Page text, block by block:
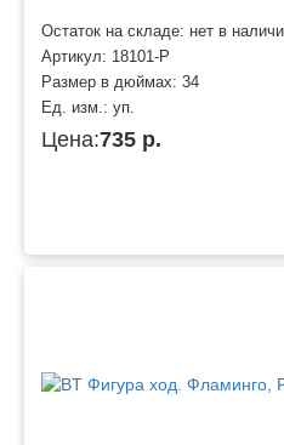
Остаток на складе: нет в
Артикул: 18101-P
Размер в дюймах: 34
Ед. изм.: уп.
Цена:735 р.